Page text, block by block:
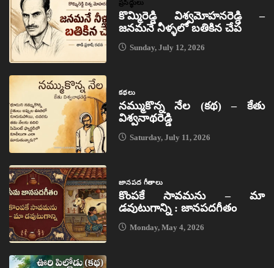
ప్రసిద్ధులు
కొమ్మిరెడ్డి విశ్వమోహనరెడ్డి –
జనమనే నీళ్ళలో బతికిన చేప
Sunday, July 12, 2026
కథలు
నమ్ముకొన్న నేల (కథ) – కేతు
విశ్వనాథరెడ్డి
Saturday, July 11, 2026
జానపద గీతాలు
కొంపకే సావమను – మా
డవుటుగాన్ని : జానపదగీతం
Monday, May 4, 2026